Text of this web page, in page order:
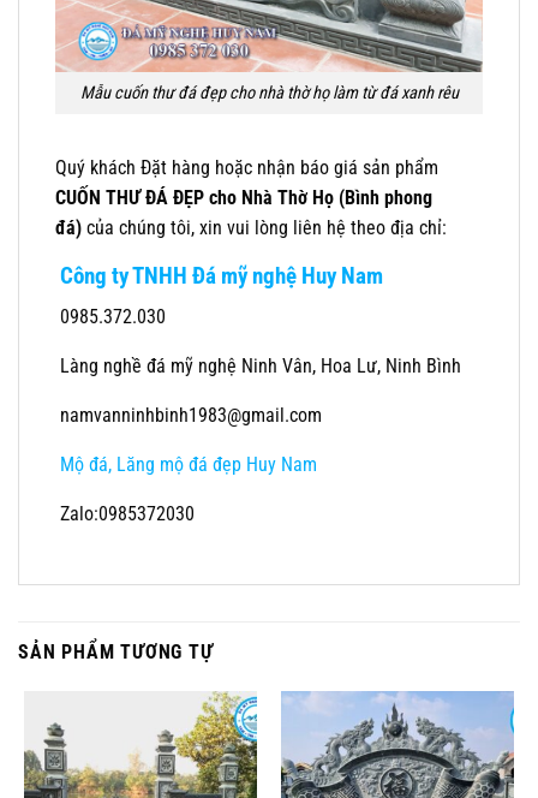
Mẫu cuốn thư đá đẹp cho nhà thờ họ làm từ đá xanh rêu
Quý khách Đặt hàng hoặc nhận báo giá sản phẩm
CUỐN THƯ ĐÁ ĐẸP cho Nhà Thờ Họ (Bình phong
đá) của chúng tôi, xin vui lòng liên hệ theo địa chỉ:
Công ty TNHH Đá mỹ nghệ Huy Nam
0985.372.030
Làng nghề đá mỹ nghệ Ninh Vân, Hoa Lư, Ninh Bình
namvanninhbinh1983@gmail.com
Mộ đá, Lăng mộ đá đẹp Huy Nam
Zalo:0985372030
SẢN PHẨM TƯƠNG TỰ